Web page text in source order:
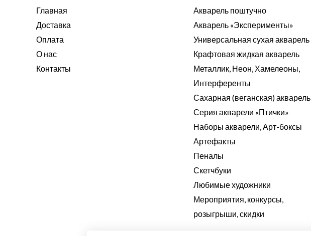
Главная
Доставка
Оплата
О нас
Контакты
Акварель поштучно
Акварель «Эксперименты»
Универсальная сухая акварель
Крафтовая жидкая акварель
Металлик, Неон, Хамелеоны,
Интерференты
Сахарная (веганская) акварель
Серия акварели «Птички»
Наборы акварели, Арт-боксы
Артефакты
Пеналы
Скетчбуки
Любимые художники
Мероприятия, конкурсы,
розыгрыши, скидки